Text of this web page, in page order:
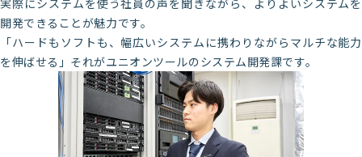
開発できることが魅力です。
「ハードもソフトも、幅広いシステムに携わりながらマルチな能力
を伸ばせる」それがユニオンツールのシステム開発課です。